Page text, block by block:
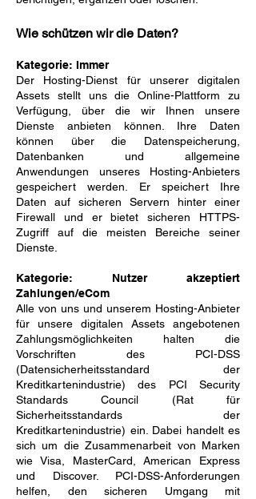
Wie schützen wir die Daten?
Kategorie: Immer
Der Hosting-Dienst für unserer digitalen
Assets stellt uns die Online-Plattform zu
Verfügung, über die wir Ihnen unsere
Dienste anbieten können. Ihre Daten
können über die Datenspeicherung,
Datenbanken und allgemeine
Anwendungen unseres Hosting-Anbieters
gespeichert werden. Er speichert Ihre
Daten auf sicheren Servern hinter einer
Firewall und er bietet sicheren HTTPS-
Zugriff auf die meisten Bereiche seiner
Dienste.
Kategorie: Nutzer akzeptiert
Zahlungen/eCom
Alle von uns und unserem Hosting-Anbieter
für unsere digitalen Assets angebotenen
Zahlungsmöglichkeiten halten die
Vorschriften des PCI-DSS
(Datensicherheitsstandard der
Kreditkartenindustrie) des PCI Security
Standards Council (Rat für
Sicherheitsstandards der
Kreditkartenindustrie) ein. Dabei handelt es
sich um die Zusammenarbeit von Marken
wie Visa, MasterCard, American Express
und Discover. PCI-DSS-Anforderungen
helfen, den sicheren Umgang mit